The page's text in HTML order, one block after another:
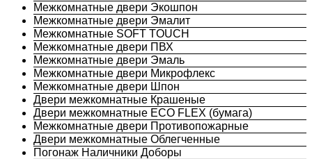
Межкомнатные двери Экошпон
Межкомнатные двери Эмалит
Межкомнатные SOFT TOUCH
Межкомнатные двери ПВХ
Межкомнатные двери Эмаль
Межкомнатные двери Микрофлекс
Межкомнатные двери Шпон
Двери межкомнатные Крашеные
Двери межкомнатные ECO FLEX (бумага)
Межкомнатные двери Противопожарные
Двери межкомнатные Облегченные
Погонаж Наличники Доборы